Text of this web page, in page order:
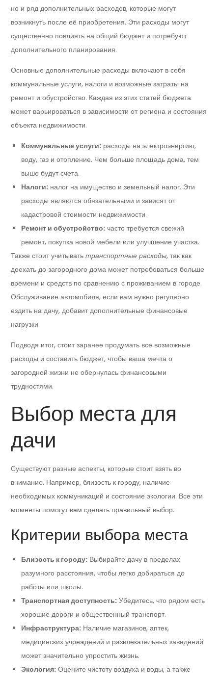
но и ряд дополнительных расходов, которые могут
возникнуть после её приобретения. Эти расходы могут
существенно повлиять на общий бюджет и потребуют
дополнительного планирования.
Основные дополнительные расходы включают в себя
коммунальные услуги, налоги и возможные затраты на
ремонт и обустройство. Каждая из этих статей бюджета
может варьироваться в зависимости от региона и состояния
объекта недвижимости.
Коммунальные услуги: расходы на электроэнергию,
воду, газ и отопление. Чем больше площадь дома, тем
выше будут счета.
Налоги: налог на имущество и земельный налог. Эти
расходы являются обязательными и зависят от
кадастровой стоимости недвижимости.
Ремонт и обустройство: часто требуется свежий
ремонт, покупка новой мебели или улучшение участка.
Также стоит учитыватьтранспортные расходы, так как
доехать до загородного дома может потребоваться больше
времени и средств по сравнению с проживанием в городе.
Обслуживание автомобиля, если вам нужно регулярно
ездить на дачу, добавит дополнительные финансовые
нагрузки.
Подводя итог, стоит заранее продумать все возможные
расходы и составить бюджет, чтобы ваша мечта о
загородной жизни не обернулась финансовыми
трудностями.
Выбор места для
дачи
Существуют разные аспекты, которые стоит взять во
внимание. Например, близость к городу, наличие
необходимых коммуникаций и состояние экологии. Все эти
моменты помогут вам сделать правильный выбор.
Критерии выбора места
Близость к городу: Выбирайте дачу в пределах
разумного расстояния, чтобы легко добираться до
работы или школы.
Транспортная доступность: Убедитесь, что рядом есть
хорошие дороги и общественный транспорт.
Инфраструктура: Наличие магазинов, аптек,
медицинских учреждений и развлекательных заведений
может значительно упростить жизнь.
Экология: Оцените чистоту воздуха и воды, а также